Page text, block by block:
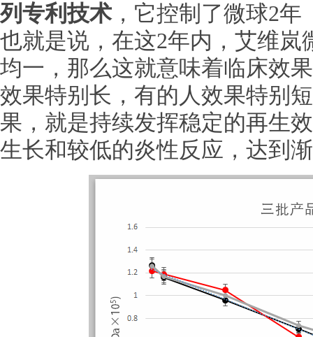
列专利技术，它控制了微球2年
也就是说，在这2年内，艾维岚
均一，那么这就意味着临床效
效果特别长，有的人效果特别
果，就是持续发挥稳定的再生
生长和较低的炎性反应，达到